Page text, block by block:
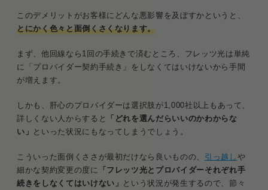
このデメリットがお客様にどんな悪影響を及ぼすかというと、
とにかく色々と面倒くさくなります。
まず、他回線なら1回の手続きで済むところ、フレッツ光は単純
に「プロバイダー契約手続き」をしなくてはいけないから手間
が増えます。
しかも、肝心のプロバイダーは選択肢が1,000社以上もあって、
詳しくない人からすると
「どれを選んだらいいのかわからな
い」 といった状況にもなってしまうでしょう。
こういった面倒くささが最初だけなら良いものの、 引っ越し や
細かな契約変更の度に 「フレッツ光とプロバイダーそれぞれ手
続きをしなくてはいけない」 という状況が発生するので、節々